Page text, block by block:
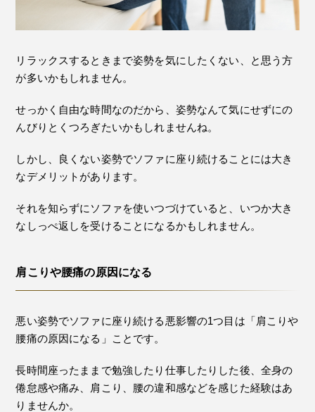
リラックスするときまで姿勢を気にしたくない、と思う方
が多いかもしれません。
せっかく自由な時間なのだから、姿勢なんて気にせずにの
んびりとくつろぎたいかもしれませんね。
しかし、良くない姿勢でソファに座り続けることには大き
なデメリットがあります。
それを知らずにソファを使いつづけていると、いつか大き
なしっぺ返しを受けることになるかもしれません。
肩こりや腰痛の原因になる
悪い姿勢でソファに座り続ける悪影響の1つ目は「肩こりや
腰痛の原因になる」ことです。
長時間座ったままで勉強したり仕事したりした後、全身の
倦怠感や痛み、肩こり、腰の違和感などを感じた経験はあ
りませんか。